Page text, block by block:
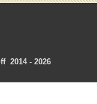
2014 - 2026